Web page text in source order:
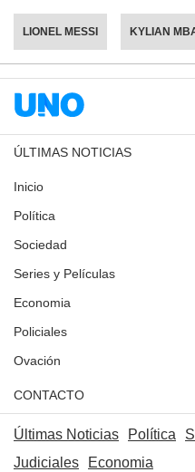
LIONEL MESSI KYLIAN
ÚLTIMAS NOTICIAS
Inicio
Política
Sociedad
Series y Películas
Economia
Policiales
Ovación
CONTACTO
Últimas Noticias Política
Judiciales
Economia